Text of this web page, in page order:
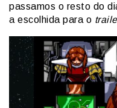
passamos o resto do
a escolhida para o